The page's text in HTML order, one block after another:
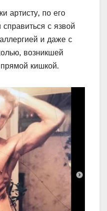
артисту, по его
с язвой
и даже с
возникшей
кишкой.